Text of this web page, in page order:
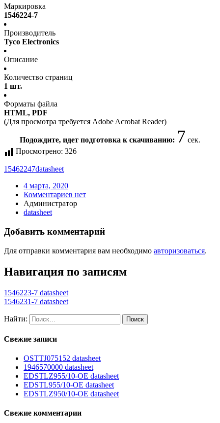
Маркировка
1546224-7
Производитель
Tyco Electronics
Описание
Количество страниц
1 шт.
Форматы файла
HTML, PDF
(Для просмотра требуется Adobe Acrobat Reader)
Подождите, идет подготовка к скачиванию: 7 сек.
Просмотрено: 326
15462247datasheet
4 марта, 2020
Комментариев нет
Администратор
datasheet
Добавить комментарий
Для отправки комментария вам необходимо авторизоваться.
Навигация по записям
1546223-7 datasheet
1546231-7 datasheet
Найти:
Свежие записи
OSTTJ075152 datasheet
1946570000 datasheet
EDSTLZ955/10-OE datasheet
EDSTL955/10-OE datasheet
EDSTLZ950/10-OE datasheet
Свежие комментарии